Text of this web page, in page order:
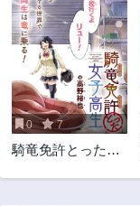
3ヶ月前
第59話
3ヶ月前
第57話
3ヶ月前
第55.2話
3ヶ月前
第54話
0 7
騎竜免許とった女